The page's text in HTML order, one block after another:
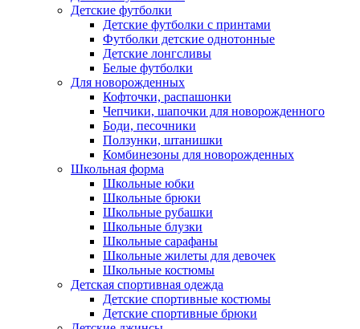
Детские футболки
Детские футболки с принтами
Футболки детские однотонные
Детские лонгсливы
Белые футболки
Для новорожденных
Кофточки, распашонки
Чепчики, шапочки для новорожденного
Боди, песочники
Ползунки, штанишки
Комбинезоны для новорожденных
Школьная форма
Школьные юбки
Школьные брюки
Школьные рубашки
Школьные блузки
Школьные сарафаны
Школьные жилеты для девочек
Школьные костюмы
Детская спортивная одежда
Детские спортивные костюмы
Детские спортивные брюки